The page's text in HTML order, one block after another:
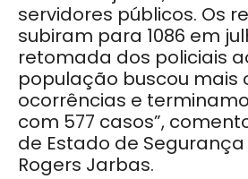
servidores públicos. Os
subiram para 1086 em
retomada dos policiais
população buscou mais
ocorrências e
com 577 casos”,
de Estado de Segurança
Rogers Jarbas.